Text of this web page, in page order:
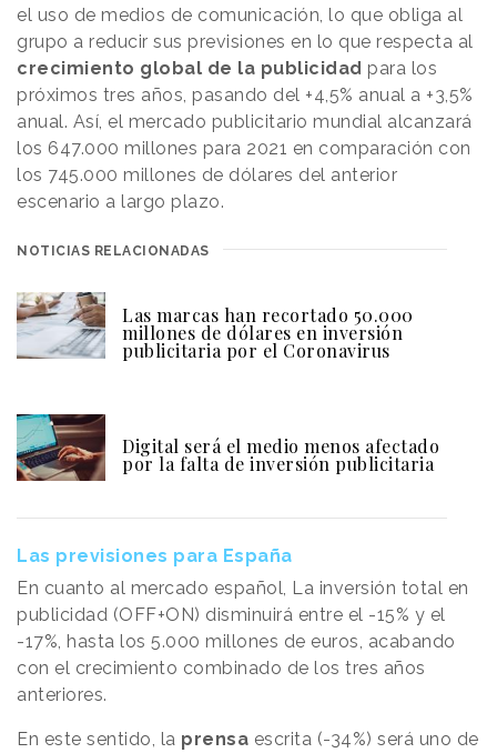
el uso de medios de comunicación, lo que obliga al
grupo a reducir sus previsiones en lo que respecta al
crecimiento global de la publicidad para los
próximos tres años, pasando del +4,5% anual a +3,5%
anual. Así, el mercado publicitario mundial alcanzará
los 647.000 millones para 2021 en comparación con
los 745.000 millones de dólares del anterior
escenario a largo plazo.
NOTICIAS RELACIONADAS
Las marcas han recortado 50.000
millones de dólares en inversión
publicitaria por el Coronavirus
Digital será el medio menos afectado
por la falta de inversión publicitaria
Las previsiones para España
En cuanto al mercado español, La inversión total en
publicidad (OFF+ON) disminuirá entre el -15% y el
-17%, hasta los 5.000 millones de euros, acabando
con el crecimiento combinado de los tres años
anteriores.
En este sentido, la prensa escrita (-34%) será uno de